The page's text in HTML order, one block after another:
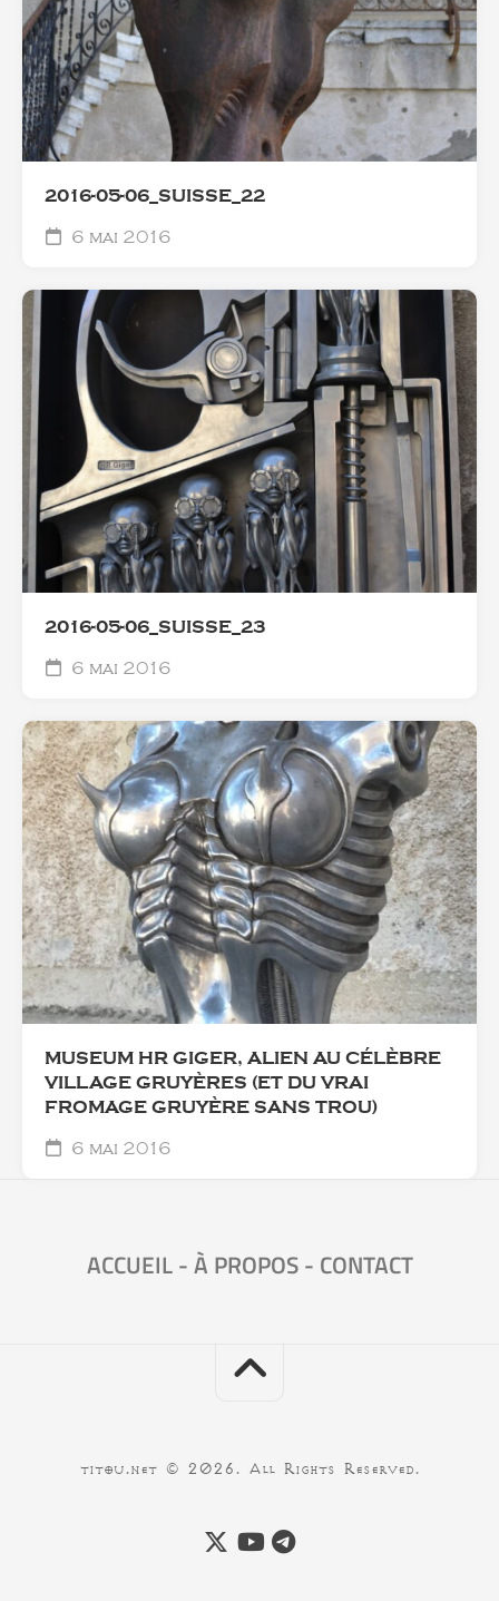
2016-05-06_SUISSE_22
6 mai 2016
2016-05-06_SUISSE_23
6 mai 2016
MUSEUM HR GIGER, ALIEN AU CÉLÈBRE
VILLAGE GRUYÈRES (ET DU VRAI
FROMAGE GRUYÈRE SANS TROU)
6 mai 2016
ACCUEIL-À PROPOS- CONTACT
titou.net © 2026. All Rights Reserved.